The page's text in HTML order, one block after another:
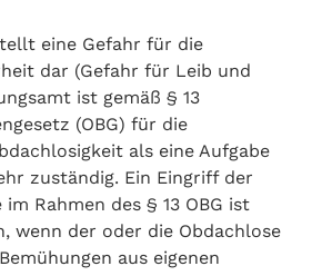
eine Gefahr für die
dar (Gefahr für Leib und
ist gemäß § 13
(OBG) für die
als eine Aufgabe
zuständig. Ein Eingriff der
Rahmen des § 13 OBG ist
wenn der oder die Obdachlose
aus eigenen